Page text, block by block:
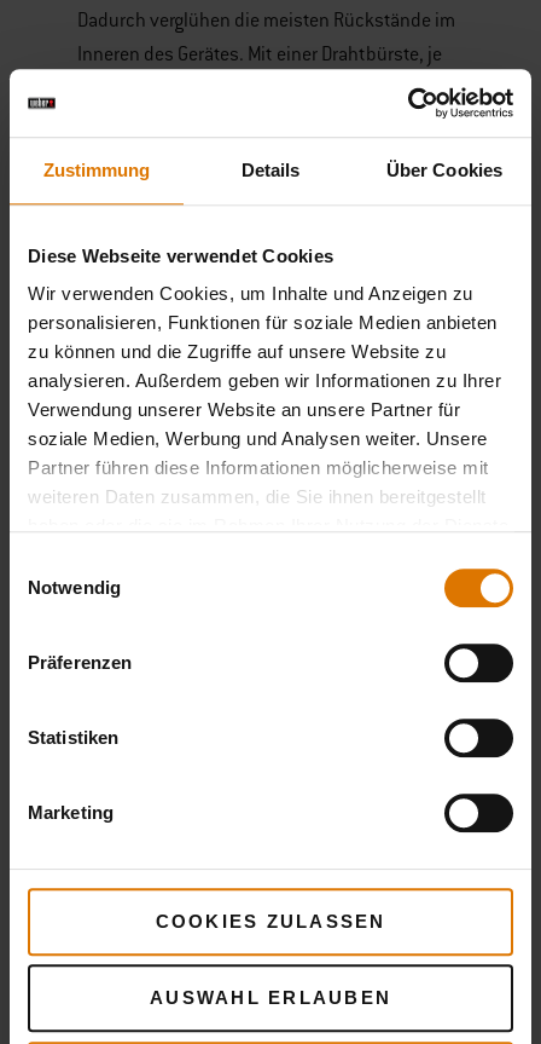
Zustimmung Details Über Cookies
Diese Webseite verwendet Cookies
Wir verwenden Cookies, um Inhalte und Anzeigen zu
personalisieren, Funktionen für soziale Medien anbieten
zu können und die Zugriffe auf unsere Website zu
analysieren. Außerdem geben wir Informationen zu Ihrer
Verwendung unserer Website an unsere Partner für
soziale Medien, Werbung und Analysen weiter. Unsere
Partner führen diese Informationen möglicherweise mit
weiteren Daten zusammen, die Sie ihnen bereitgestellt
Notwendig
Präferenzen
Statistiken
Marketing
COOKIES ZULASSEN
AUSWAHL ERLAUBEN
Dadurch verglühen die meisten Rückstände im
Inneren des Gerätes. Mit einer Drahtbürste, je
nach Bauart des Grillrosts ein-, zwei- oder
Auch Flugrost oder leichte Korrosion entfernt
Die Abtropfschalen nach Gebrauch leeren oder
in der Recycling-Tonne entsorgen. Abgekühlt,
aber noch warm, geht die kontrollierte
Schrubberei jetzt erst richtig los. Bei
Elektrogrills empfiehlt es sich, den Stecker zu
ziehen, will man nicht in der Notaufnahme oder
ungewollt auf dem Rasen rollend landen.
entfernt man allein schon mit heißem Wasser,
aufgerauter Oberfläche oder aber einem
Verunreinigungen. Hartnäckiger Schmutz lässt
rücken. Auch in Wasser gelöstes Backsoda wirkt
Selbst für Gusseisen und Edelstahl gibt es
entsprechende Reinigungsmittel von Weber
Schrubben ja, kratzen nein, meist reicht das
Einweichen verdreckter Partien mit Wasser und
Spülmittel, um hartnäckiger Grillreste und Ruß